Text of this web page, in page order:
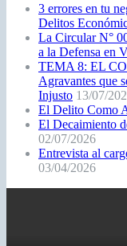
3 errores en tu
Delitos
La Circular N°
a la Defensa en
TEMA 8: EL
Agravantes que
Injusto 13/07/
El Delito Como
El Decaimiento
02/07/2026
Entrevista al
03/04/2026